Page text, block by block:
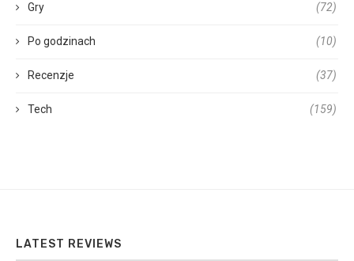
Gry (72)
Po godzinach (10)
Recenzje (37)
Tech (159)
LATEST REVIEWS